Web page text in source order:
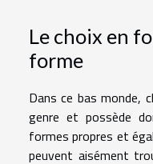
Le choix en
forme
Dans ce bas monde,
genre et possède
formes propres et
peuvent aisément